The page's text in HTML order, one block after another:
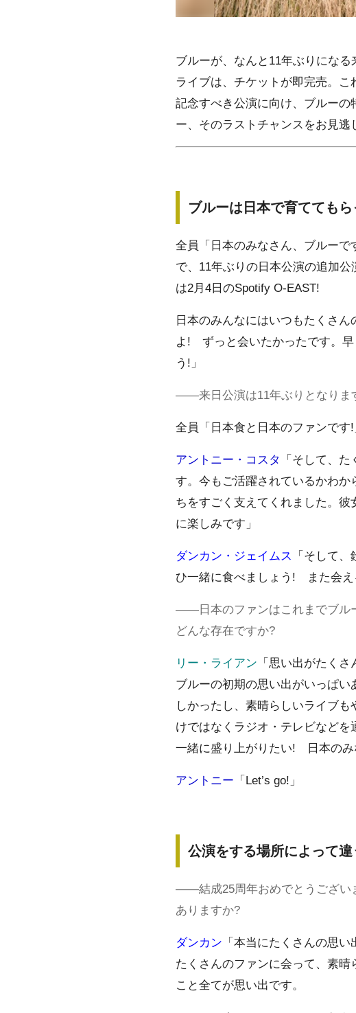
ブルーが、なんと11年ぶりにな
ライブは、チケットが即完売。こ
記念すべき公演に向け、ブルー
ー、そのラストチャンスをお見
ブルーは日本で育ててもら
全員「日本のみなさん、ブルー
で、11年ぶりの日本公演の追加
は2月4日のSpotify O-EAST!
日本のみんなにはいつもたくさ
よ! ずっと会いたかったです。早
う!」
――来日公演は11年ぶりとなりま
全員「日本食と日本のファンです!
アントニー・コスタ
「そして、
す。今もご活躍されているかわ
ちをすごく支えてくれました。
に楽しみです」
ダンカン・ジェイムス
「そして
ひ一緒に食べましょう! また会え
――日本のファンはこれまでブル
どんな存在ですか?
リー・ライアン 「思い出がたく
ブルーの初期の思い出がいっぱ
しかったし、素晴らしいライブ
けではなくラジオ・テレビなど
一緒に盛り上がりたい! 日本のみ
アントニー 「Let’s go!」
公演をする場所によって
――結成25周年おめでとうござい
ありますか?
ダンカン 「本当にたくさんの思
たくさんのファンに会って、素
こと全てが思い出です。